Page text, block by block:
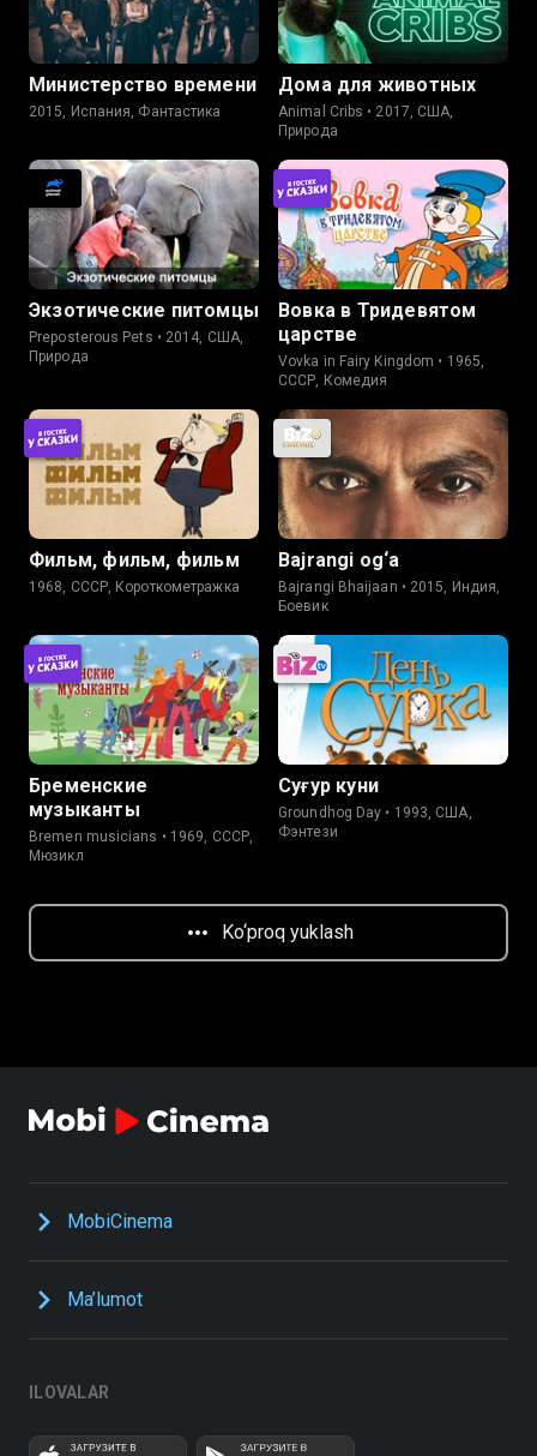
Министерство времени
2015, Испания, Фантастика
Дома для животных
Animal Cribs • 2017, США,
Природа
Экзотические питомцы
Preposterous Pets • 2014, США,
Природа
Вовка в Тридевятом
царстве
Vovka in Fairy Kingdom • 1965,
СССР, Комедия
Фильм, фильм, фильм
1968, СССР, Короткометражка
Bajrangi og‘a
Bajrangi Bhaijaan • 2015, Индия,
Боевик
Бременские
музыканты
Bremen musicians • 1969, СССР,
Мюзикл
Суғур куни
Groundhog Day • 1993, США,
Фэнтези
Ko‘proq yuklash
MobiCinema
Ma’lumot
ILOVALAR